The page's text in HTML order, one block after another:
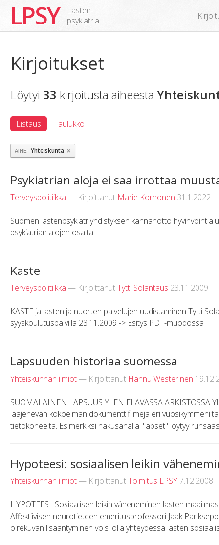
LPSY
Lasten-
psykiatria
Kirjoitukset
Löytyi 33 kirjoitusta aiheesta
Listaus Taulukko
AIHE Yhteiskunta ×
Psykiatrian aloja ei saa irrottaa
Terveyspolitiikka — Kirjoittanut Marie Korhonen 31.1.2022
Suomen lastenpsykiatriyhdistyksen kannanotto
psykiatrian alojen osalta.
Kaste
Terveyspolitiikka — KirjoittanutTytti Solantaus 23.11.2009
KASTE ja lasten ja nuorten palvelujen uudistaminen Tytti
syyskoulutuspäivillä 23.11.2009 -> Esitys PDF-muodossa
Lapsuuden historiaa suomessa
Yhteiskunnan ilmiöt— Kirjoittanut Hannu Westerinen
SUOMALAINEN LAPSUUS YLEN ELÄVÄSSÄ ARKISTOSSA
laajenevan kokoelman dokumenttifilmejä eri
tietokoneelta. Esimerkiksi hakusanalla "lapset" löytyy
Hypoteesi: sosiaalisen leikin
Yhteiskunnan ilmiöt— KirjoittanutToimitus LPSY7.12.2008
HYPOTEESI: Sosiaalisen leikin väheneminen lasten
Affektiivisen neurotieteen emeritusprofessori Jaak
oirekuvan lisääntyminen voisi olla yhteydessä lasten